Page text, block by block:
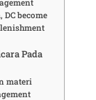
become
Pada
materi